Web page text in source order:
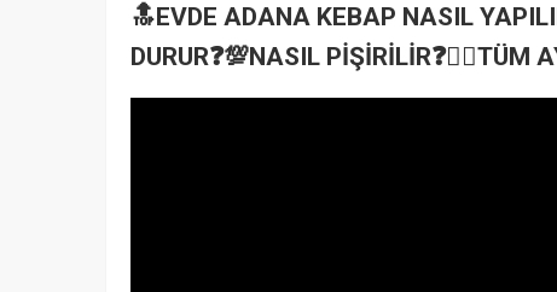
🔝EVDE ADANA KEBAP NASIL
DURUR❓💯NASIL PİŞİRİLİR❓👉🏻TÜM